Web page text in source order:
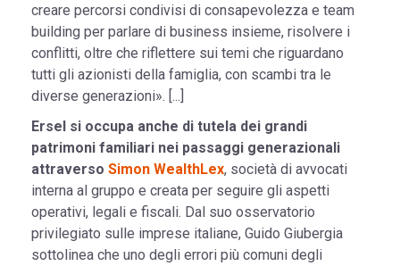
creare percorsi condivisi di consapevolezza e team
building per parlare di business insieme, risolvere i
conflitti, oltre che riflettere sui temi che riguardano
tutti gli azionisti della famiglia, con scambi tra le
diverse generazioni». [...]
Ersel si occupa anche di tutela dei grandi
patrimoni familiari nei passaggi generazionali
attraverso Simon WealthLex, società di avvocati
interna al gruppo e creata per seguire gli aspetti
operativi, legali e fiscali. Dal suo osservatorio
privilegiato sulle imprese italiane, Guido Giubergia
sottolinea che uno degli errori più comuni degli